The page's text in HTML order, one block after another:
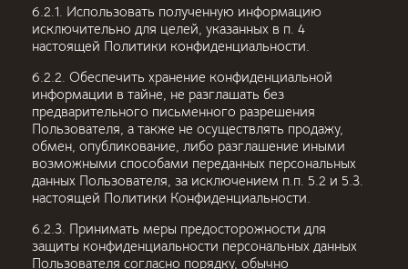
6.2.1. Использовать полученную информацию
исключительно для целей, указанных в п. 4
настоящей Политики конфиденциальности.
6.2.2. Обеспечить хранение конфиденциальной
информации в тайне, не разглашать без
предварительного письменного разрешения
Пользователя, а также не осуществлять продажу,
обмен, опубликование, либо разглашение иными
возможными способами переданных персональных
данных Пользователя, за исключением п.п. 5.2 и 5.3.
настоящей Политики Конфиденциальности.
6.2.3. Принимать меры предосторожности для
защиты конфиденциальности персональных данных
Пользователя согласно порядку, обычно